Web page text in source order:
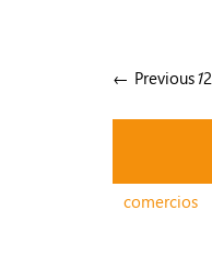
← Previous12
comercios